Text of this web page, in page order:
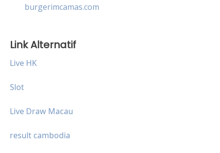
burgerimcamas.com
Link Alternatif
Live HK
Slot
Live Draw Macau
result cambodia